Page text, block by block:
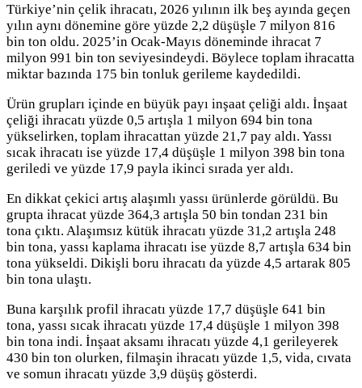
Türkiye’nin çelik ihracatı, 2026 yılının ilk beş ayında geçen
yılın aynı dönemine göre yüzde 2,2 düşüşle 7 milyon 816
bin ton oldu. 2025’in Ocak-Mayıs döneminde ihracat 7
milyon 991 bin ton seviyesindeydi. Böylece toplam ihracatta
miktar bazında 175 bin tonluk gerileme kaydedildi.
Ürün grupları içinde en büyük payı inşaat çeliği aldı. İnşaat
çeliği ihracatı yüzde 0,5 artışla 1 milyon 694 bin tona
yükselirken, toplam ihracattan yüzde 21,7 pay aldı. Yassı
sıcak ihracatı ise yüzde 17,4 düşüşle 1 milyon 398 bin tona
geriledi ve yüzde 17,9 payla ikinci sırada yer aldı.
En dikkat çekici artış alaşımlı yassı ürünlerde görüldü. Bu
grupta ihracat yüzde 364,3 artışla 50 bin tondan 231 bin
tona çıktı. Alaşımsız kütük ihracatı yüzde 31,2 artışla 248
bin tona, yassı kaplama ihracatı ise yüzde 8,7 artışla 634 bin
tona yükseldi. Dikişli boru ihracatı da yüzde 4,5 artarak 805
bin tona ulaştı.
Buna karşılık profil ihracatı yüzde 17,7 düşüşle 641 bin
tona, yassı sıcak ihracatı yüzde 17,4 düşüşle 1 milyon 398
bin tona indi. İnşaat aksamı ihracatı yüzde 4,1 gerileyerek
430 bin ton olurken, filmaşin ihracatı yüzde 1,5, vida, cıvata
ve somun ihracatı yüzde 3,9 düşüş gösterdi.